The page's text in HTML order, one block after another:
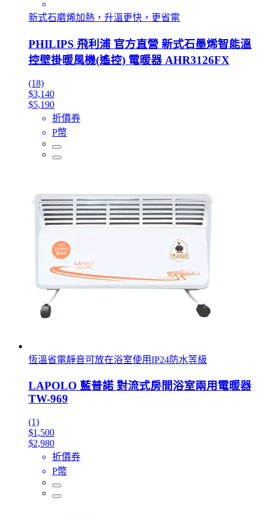
新式石磨烯加熱，升溫更快，更省電
PHILIPS 飛利浦 官方直營 新式石墨烯智能溫
控壁掛暖風機(遙控) 電暖器 AHR3126FX
(18)
$3,140
$5,190
折價券
P幣
恆溫省電靜音可放在浴室使用IP24防水等級
LAPOLO 藍普諾 對流式房間浴室兩用電暖器
TW-969
(1)
$1,500
$2,980
折價券
P幣